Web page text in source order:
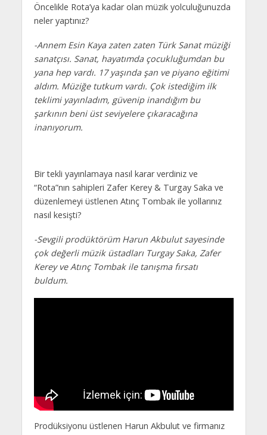
Öncelikle Rota’ya kadar olan müzik yolculuğunuzda
neler yaptınız?
-Annem Esin Kaya zaten zaten Türk Sanat müziği
sanatçısı. Sanat, hayatımda çocukluğumdan bu
yana hep vardı. 17 yaşında şan ve piyano eğitimi
aldım. Müziğe tutkum vardı. Çok istediğim ilk
teklimi yayınladım, güvenip inandığım bu
şarkının beni üst seviyelere çıkaracağına
inanıyorum.
Bir tekli yayınlamaya nasıl karar verdiniz ve
“Rota”nın sahipleri Zafer Kerey & Turgay Saka ve
düzenlemeyi üstlenen Atınç Tombak ile yollarınız
nasıl kesişti?
-Sevgili prodüktörüm Harun Akbulut sayesinde
çok değerli müzik üstadları Turgay Saka, Zafer
Kerey ve Atınç Tombak ile tanışma fırsatı
buldum.
Prodüksiyonu üstlenen Harun Akbulut ve firmanız